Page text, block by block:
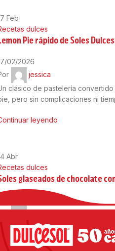
Feb
dulces
Pie rápido de Soles
02/2026
jessica
clásico de pastelería
pero sin complicaciones ni
leyendo
Abr
dulces
glaseados de chocolate
de unos deliciosos donuts
especial de napolitanas